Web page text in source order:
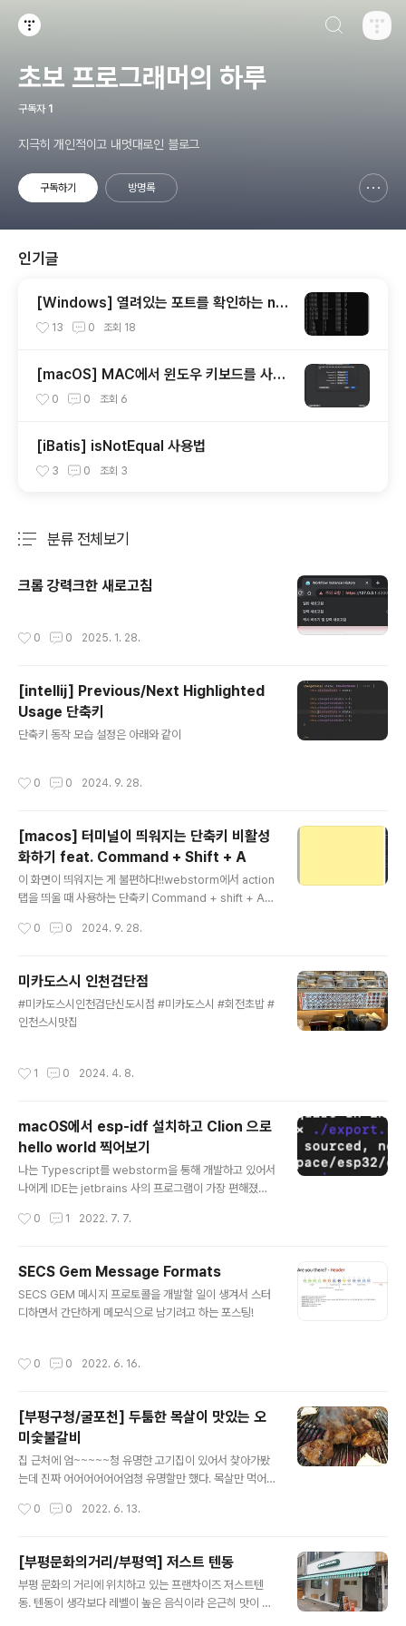
초보 프로그래머의 하루
구독자 1
지극히 개인적이고 내멋대로인 블로그
구독하기 방명록
인기글
[Windows] 열려있는 포트를 확인하는 net
stat 사용 방법
13 0 조회 18
[macOS] MAC에서 윈도우 키보드를 사용
할 때 옵션(alt)키와 커맨트키를 바꾸는 방법
0 0 조회 6
[iBatis] isNotEqual 사용법
3 0 조회 3
분류 전체보기
크롬 강력크한 새로고침
0 0 2025. 1. 28.
[intellij] Previous/Next Highlighted
Usage 단축키
단축키 동작 모습 설정은 아래와 같이
0 0 2024. 9. 28.
[macos] 터미널이 띄워지는 단축키 비활성
화하기 feat. Command + Shift + A
이 화면이 띄워지는 게 불편하다!!webstorm에서 action
탭을 띄울 때 사용하는 단축키 Command + shift + A를
다. 해서 키보드 단축키를 다 찾아봤더니 설정에 있었
단축키 선택서비스탭 > 텍스트 > 터미널에서 man 페이지
인덱스 검색
0 0 2024. 9. 28.
미카도스시 인천검단점
#미카도스시인천검단신도시점 #미카도스시 #회전초밥 #
인천스시맛집
1 0 2024. 4. 8.
macOS에서 esp-idf 설치하고 Clion 으로
hello world 찍어보기
나는 Typescript를 webstorm을 통해 개발하고 있어서
나에게 IDE는 jetbrains 사의 프로그램이 가장 편해졌다.
이 좋을 것 같아서 선택했는데 호환성이 생각보다 많이 나
fish 3.5.0 Homebrew 설치 shell에서 아래의 커맨드
를 치면 알아서 설치 됨! /bin/bash -c "$(curl -fsSL htt
ps://raw.githubusercontent.com/Homebrew/inst
0 1 2022. 7. 7.
SECS Gem Message Formats
SECS GEM 메시지 프로토콜을 개발할 일이 생겨서 스터
디하면서 간단하게 메모식으로 남기려고 하는 포스팅!
0 0 2022. 6. 16.
[부평구청/굴포천] 두툼한 목살이 맛있는 오
미숯불갈비
집 근처에 엄~~~~~청 유명한 고기집이 있어서 찾아가봤
는데 진짜 어어어어어어엄청 유명할만 했다. 목살만 먹어
지 화력도 좋고 향도 좋고 잘 꺼지지도 않았다.
0 0 2022. 6. 13.
[부평문화의거리/부평역] 저스트 텐동
부평 문화의 거리에 위치하고 있는 프랜차이즈 저스트텐
동. 텐동이 생각보다 레벨이 높은 음식이라 은근히 맛이 떨